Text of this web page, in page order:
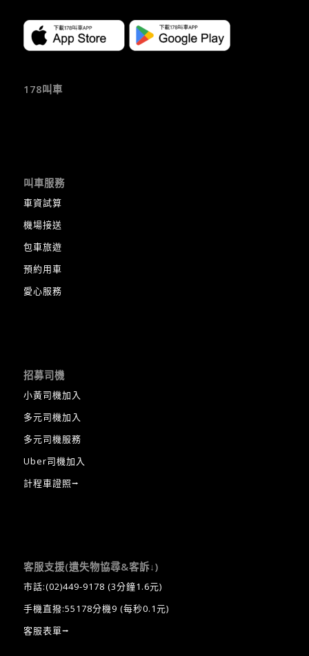
178叫車
叫車服務
車資試算
機場接送
包車旅遊
預約用車
愛心服務
招募司機
小黃司機加入
多元司機加入
多元司機服務
Uber司機加入
計程車證照⭢
客服支援(遺失物協尋&客訴↓)
市話:(02)449-9178 (3分鐘1.6元)
手機直撥:55178分機9 (每秒0.1元)
客服表單⭢